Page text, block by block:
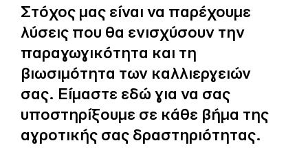
Στόχος μας είναι να παρέχουμε
λύσεις που θα ενισχύσουν την
παραγωγικότητα και τη
βιωσιμότητα των καλλιεργειών
σας. Είμαστε εδώ για να σας
υποστηρίξουμε σε κάθε βήμα της
αγροτικής σας δραστηριότητας.